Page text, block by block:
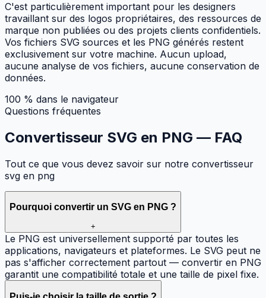
C'est particulièrement important pour les designers
travaillant sur des logos propriétaires, des ressources de
marque non publiées ou des projets clients confidentiels.
Vos fichiers SVG sources et les PNG générés restent
exclusivement sur votre machine. Aucun upload,
aucune analyse de vos fichiers, aucune conservation de
données.
100 % dans le navigateur
Questions fréquentes
Convertisseur SVG en PNG — FAQ
Tout ce que vous devez savoir sur notre convertisseur
svg en png
Pourquoi convertir un SVG en PNG ?
+
Le PNG est universellement supporté par toutes les
applications, navigateurs et plateformes. Le SVG peut ne
pas s'afficher correctement partout — convertir en PNG
garantit une compatibilité totale et une taille de pixel fixe.